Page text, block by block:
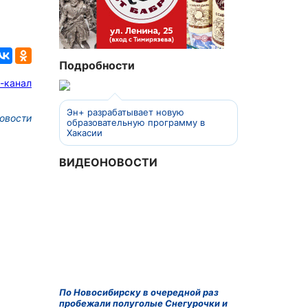
канал
Подробности
Эн+ разрабатывает новую
образовательную программу в
Хакасии
ВИДЕОНОВОСТИ
По Новосибирску в очередной раз
пробежали полуголые Снегурочки и